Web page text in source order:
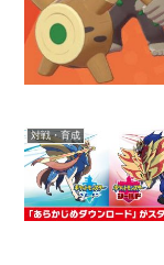
対戦・育成